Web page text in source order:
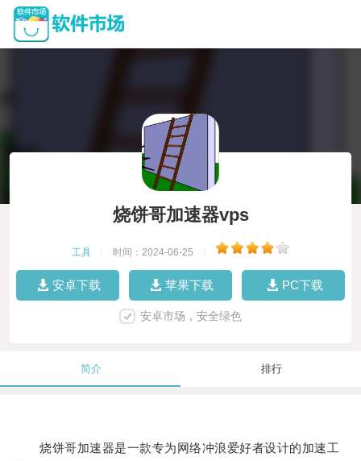
烧饼哥加速器vps
工具 时间：2024-06-25
安卓下载 苹果下载 PC下载
安卓市场，安全绿色
简介 排行
烧饼哥加速器是一款专为网络冲浪爱好者设计的加速工